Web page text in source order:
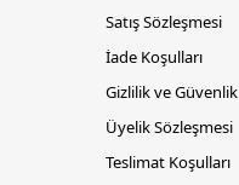
Satış Sözleşmesi
İade Koşulları
Gizlilik ve Güvenlik
Üyelik Sözleşmesi
Teslimat Koşulları